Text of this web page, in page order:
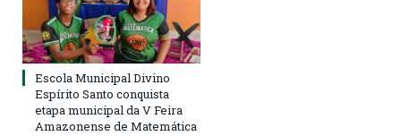
Escola Municipal Divino
Espírito Santo conquista
etapa municipal da V Feira
Amazonense de Matemática